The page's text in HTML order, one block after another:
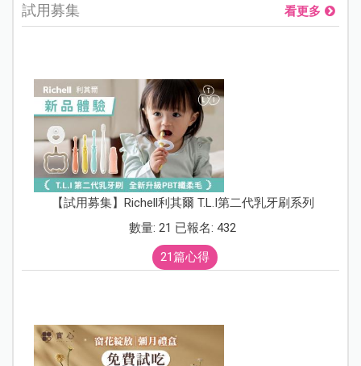
試用募集 看更多
【試用募集】Richell利其爾 T.L.I第二代乳牙刷系列
數量: 21 已報名: 432
21篇心得